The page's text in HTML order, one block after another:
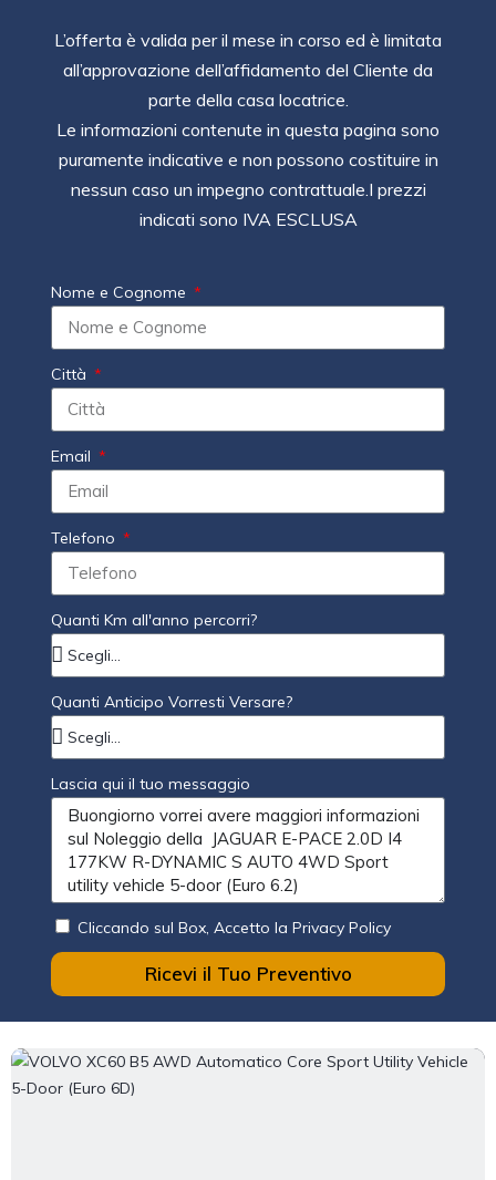
L’offerta è valida per il mese in corso ed è limitata
all’approvazione dell’affidamento del Cliente da
parte della casa locatrice.
Le informazioni contenute in questa pagina sono
puramente indicative e non possono costituire in
nessun caso un impegno contrattuale.I prezzi
indicati sono IVA ESCLUSA
Nome e Cognome
Città
Email
Telefono
Quanti Km all'anno percorri?
Quanti Anticipo Vorresti Versare?
Lascia qui il tuo messaggio
Cliccando sul Box, Accetto la Privacy Policy
Ricevi il Tuo Preventivo